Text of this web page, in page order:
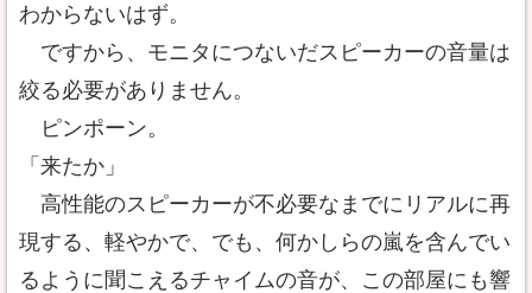
わからないはず。
ですから、モニタにつないだスピーカーの音量は
絞る必要がありません。
ピンポーン。
「来たか」
高性能のスピーカーが不必要なまでにリアルに再
現する、軽やかで、でも、何かしらの嵐を含んでい
るように聞こえるチャイムの音が、この部屋にも響